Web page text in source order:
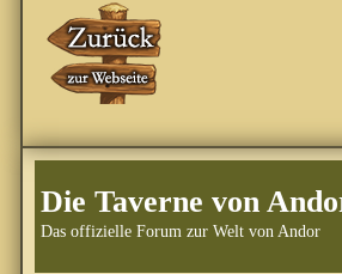
Die Taverne von
Das offizielle Forum zur Welt von Andor